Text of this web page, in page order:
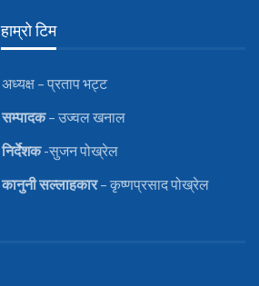
हाम्रो टिम
अध्यक्ष – प्रताप भट्ट
सम्पादक– उज्वल खनाल
निर्देशक-सुजन पोख्रेल
कानुनीसल्लाहकार– कृष्णप्रसाद पोख्रेल